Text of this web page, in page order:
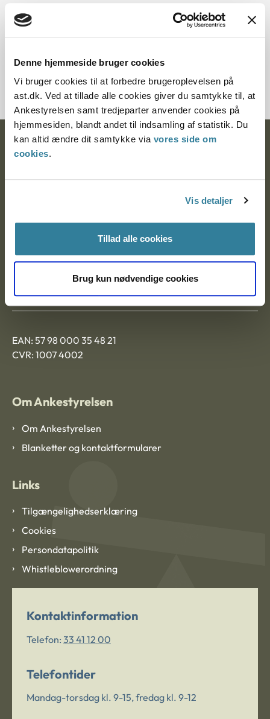
Denne hjemmeside bruger cookies
Vi bruger cookies til at forbedre brugeroplevelsen på
ast.dk. Ved at tillade alle cookies giver du samtykke til, at
Ankestyrelsen samt tredjeparter anvender cookies på
hjemmesiden, blandt andet til indsamling af statistik. Du
kan altid ændre dit samtykke via vores side om
cookies.
Vis detaljer
Tillad alle cookies
Brug kun nødvendige cookies
Statsforvaltningen lagde derudover vægt på oplysningerne
om, at salget ville finde sted som led i et større projekt.
Ankestyrelsen
Ankestyrelsen Aalborg
Ankestyrelsen København
EAN: 57 98 000 35 48 21
CVR: 1007 4002
Om Ankestyrelsen
Om Ankestyrelsen
Blanketter og kontaktformularer
Links
Tilgængelighedserklæring
Cookies
Persondatapolitik
Whistleblowerordning
Kontaktinformation
Telefon: 33 41 12 00
Telefontider
Mandag-torsdag kl. 9-15, fredag kl. 9-12